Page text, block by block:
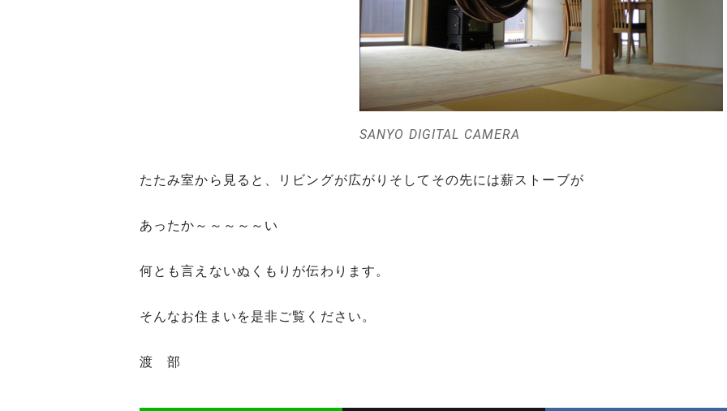
SANYO DIGITAL CAMERA
たたみ室から見ると、リビングが広がりそしてその先には薪ストーブが
あったか～～～～～い
何とも言えないぬくもりが伝わります。
そんなお住まいを是非ご覧ください。
渡 部